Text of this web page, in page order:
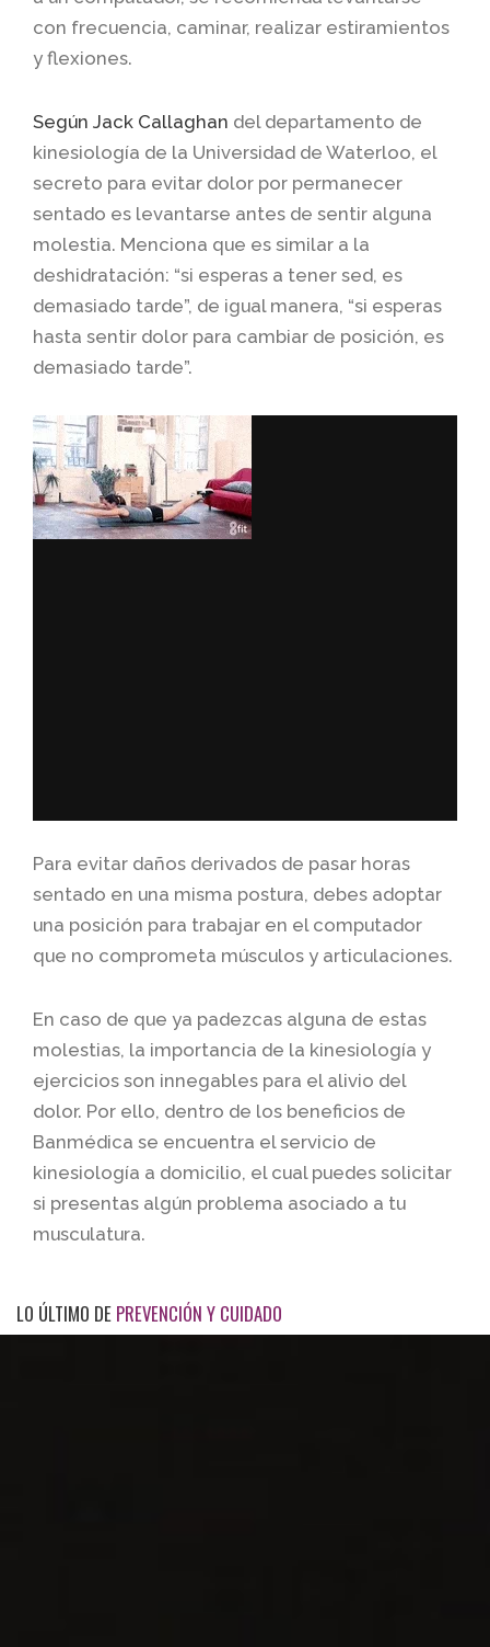
con frecuencia, caminar, realizar estiramientos
y flexiones.
Según Jack Callaghan del departamento de
kinesiología de la Universidad de Waterloo, el
secreto para evitar dolor por permanecer
sentado es levantarse antes de sentir alguna
molestia. Menciona que es similar a la
deshidratación: “si esperas a tener sed, es
demasiado tarde”, de igual manera, “si esperas
hasta sentir dolor para cambiar de posición, es
demasiado tarde”.
Para evitar daños derivados de pasar horas
sentado en una misma postura, debes adoptar
una posición para trabajar en el computador
que no comprometa músculos y articulaciones.
En caso de que ya padezcas alguna de estas
molestias, la importancia de la kinesiología y
ejercicios son innegables para el alivio del
dolor. Por ello, dentro de los beneficios de
Banmédica se encuentra el servicio de
kinesiología a domicilio, el cual puedes solicitar
si presentas algún problema asociado a tu
musculatura.
LO ÚLTIMO DE PREVENCIÓN Y CUIDADO